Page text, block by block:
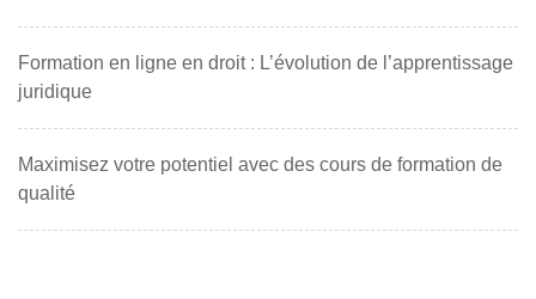
Formation en ligne en droit : L’évolution de l’apprentissage
juridique
Maximisez votre potentiel avec des cours de formation de
qualité